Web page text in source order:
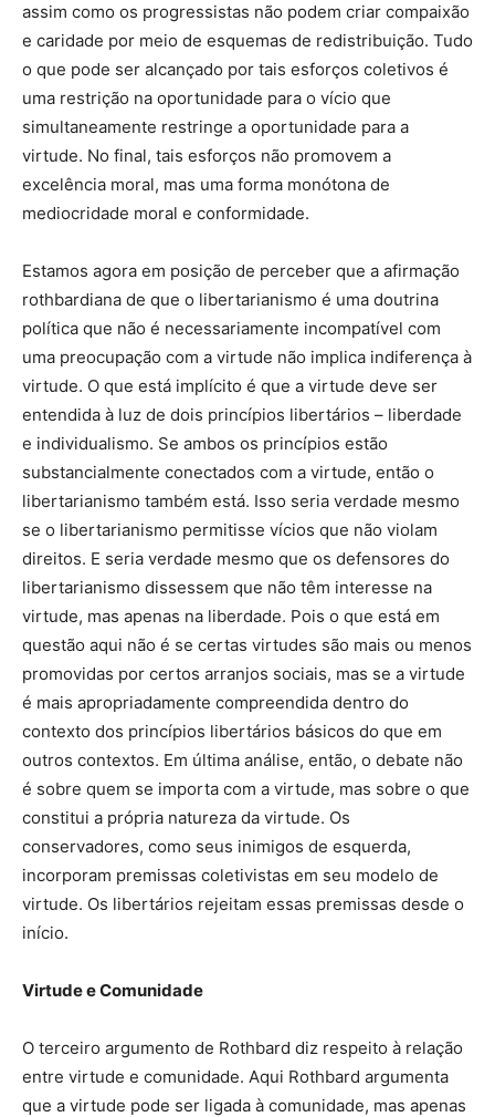
assim como os progressistas não podem criar compaixão
e caridade por meio de esquemas de redistribuição. Tudo
o que pode ser alcançado por tais esforços coletivos é
uma restrição na oportunidade para o vício que
simultaneamente restringe a oportunidade para a
virtude. No final, tais esforços não promovem a
excelência moral, mas uma forma monótona de
mediocridade moral e conformidade.
Estamos agora em posição de perceber que a afirmação
rothbardiana de que o libertarianismo é uma doutrina
política que não é necessariamente incompatível com
uma preocupação com a virtude não implica indiferença à
virtude. O que está implícito é que a virtude deve ser
entendida à luz de dois princípios libertários – liberdade
e individualismo. Se ambos os princípios estão
substancialmente conectados com a virtude, então o
libertarianismo também está. Isso seria verdade mesmo
se o libertarianismo permitisse vícios que não violam
direitos. E seria verdade mesmo que os defensores do
libertarianismo dissessem que não têm interesse na
virtude, mas apenas na liberdade. Pois o que está em
questão aqui não é se certas virtudes são mais ou menos
promovidas por certos arranjos sociais, mas se a virtude
é mais apropriadamente compreendida dentro do
contexto dos princípios libertários básicos do que em
outros contextos. Em última análise, então, o debate não
é sobre quem se importa com a virtude, mas sobre o que
constitui a própria natureza da virtude. Os
conservadores, como seus inimigos de esquerda,
incorporam premissas coletivistas em seu modelo de
virtude. Os libertários rejeitam essas premissas desde o
início.
Virtude e Comunidade
O terceiro argumento de Rothbard diz respeito à relação
entre virtude e comunidade. Aqui Rothbard argumenta
que a virtude pode ser ligada à comunidade, mas apenas